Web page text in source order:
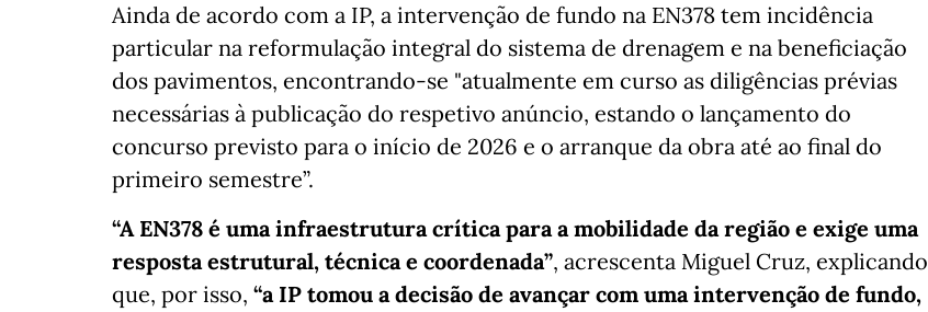
Ainda de acordo com a IP, a intervenção de fundo na EN378 tem incidência
particular na reformulação integral do sistema de drenagem e na beneficiação
dos pavimentos, encontrando-se "atualmente em curso as diligências prévias
necessárias à publicação do respetivo anúncio, estando o lançamento do
concurso previsto para o início de 2026 e o arranque da obra até ao final do
primeiro semestre”.
“A EN378 é uma infraestrutura crítica para a mobilidade da região e exige uma
resposta estrutural, técnica e coordenada”, acrescenta Miguel Cruz, explicando
que, por isso, “a IP tomou a decisão de avançar com uma intervenção de fundo,